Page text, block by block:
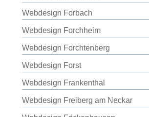
Webdesign Forbach
Webdesign Forchheim
Webdesign Forchtenberg
Webdesign Forst
Webdesign Frankenthal
Webdesign Freiberg am Neckar